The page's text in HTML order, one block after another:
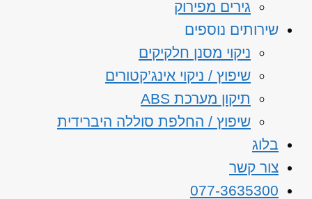
גירים מפירוק
שירותים נוספים
ניקוי מסנן חלקיקים
שיפוץ / ניקוי אינג’קטורים
תיקון מערכת ABS
שיפוץ / החלפת סוללה היברידית
בלוג
צור קשר
077-3635300